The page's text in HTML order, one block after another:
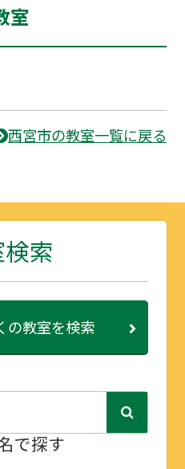
室
西宮市の教室一覧に戻る
索
の教室を検索
で探す